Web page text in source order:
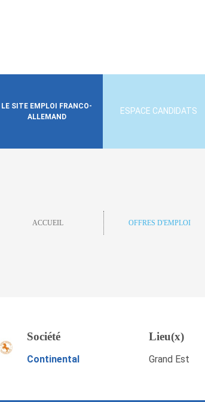
LE SITE EMPLOI FRANCO-
ALLEMAND
ESPACE CANDIDATS
ACCUEIL OFFRES D'EMPLOI
POSTULEZ
Société
Continental
Lieu(x)
Grand Est